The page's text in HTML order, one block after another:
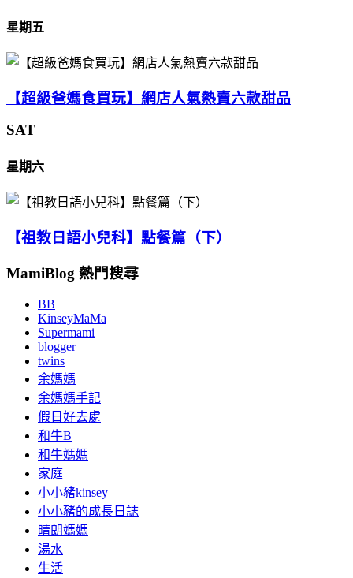
星期五
【超級爸媽食買玩】網店人氣熱賣六款甜品
SAT
星期六
【祖教日語小兒科】點餐篇（下）
MamiBlog 熱門搜尋
BB
KinseyMaMa
Supermami
blogger
twins
余媽媽
余媽媽手記
假日好去處
和牛B
和牛媽媽
家庭
小小豬kinsey
小小豬的成長日誌
晴朗媽媽
湯水
生活